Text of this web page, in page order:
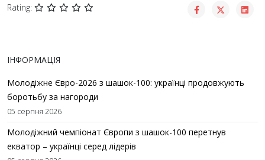
Rating:
ІНФОРМАЦІЯ
Молодіжне Євро-2026 з шашок-100: українці продовжують
боротьбу за нагороди
05 серпня 2026
Молодіжний чемпіонат Європи з шашок-100 перетнув
екватор – українці серед лідерів